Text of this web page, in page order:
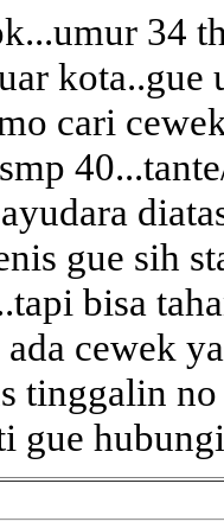
34
kota..gue
cari
gue sih
bisa
cewek
tinggalin
gue